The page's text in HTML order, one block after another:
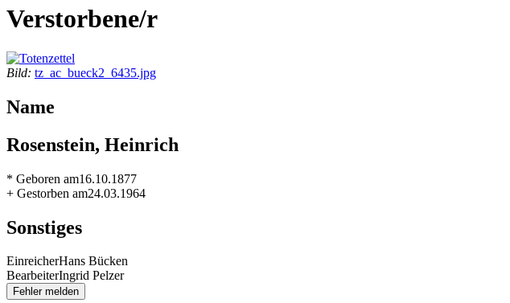
Verstorbene/r
Bild: tz_ac_bueck2_6435.jpg
Name
Rosenstein, Heinrich
* Geboren am16.10.1877
+ Gestorben am24.03.1964
Sonstiges
EinreicherHans Bücken
BearbeiterIngrid Pelzer